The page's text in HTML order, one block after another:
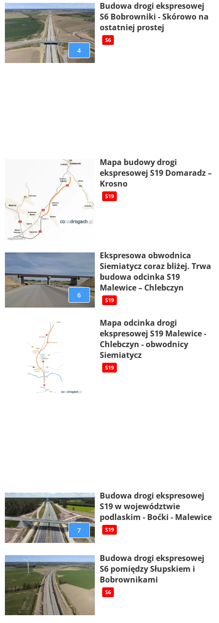
4
Budowa drogi ekspresowej
S6 Bobrowniki - Skórowo na
ostatniej prostej
S6
Mapa budowy drogi
ekspresowej S19 Domaradz –
Krosno
S19
6
Ekspresowa obwodnica
Siemiatycz coraz bliżej. Trwa
budowa odcinka S19
Malewice – Chlebczyn
S19
Mapa odcinka drogi
ekspresowej S19 Malewice -
Chlebczyn - obwodnicy
Siemiatycz
S19
7
Budowa drogi ekspresowej
S19 w województwie
podlaskim - Boćki - Malewice
S19
Budowa drogi ekspresowej
S6 pomiędzy Słupskiem i
Bobrownikami
S6